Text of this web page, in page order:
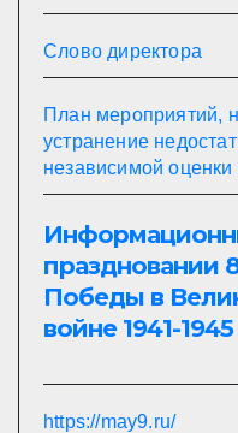
Слово директора
План мероприятий,
устранение
независимой оценки
праздновании
Победы в
войне 1941-
https://may9.ru/